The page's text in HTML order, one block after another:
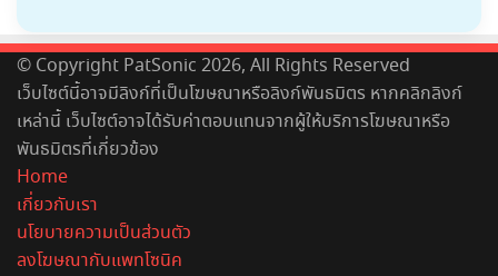
© Copyright PatSonic 2026, All Rights Reserved
เว็บไซต์นี้อาจมีลิงก์ที่เป็นโฆษณาหรือลิงก์พันธมิตร หากคลิกลิงก์
เหล่านี้ เว็บไซต์อาจได้รับค่าตอบแทนจากผู้ให้บริการโฆษณาหรือ
พันธมิตรที่เกี่ยวข้อง
Home
เกี่ยวกับเรา
นโยบายความเป็นส่วนตัว
ลงโฆษณากับแพทโซนิค